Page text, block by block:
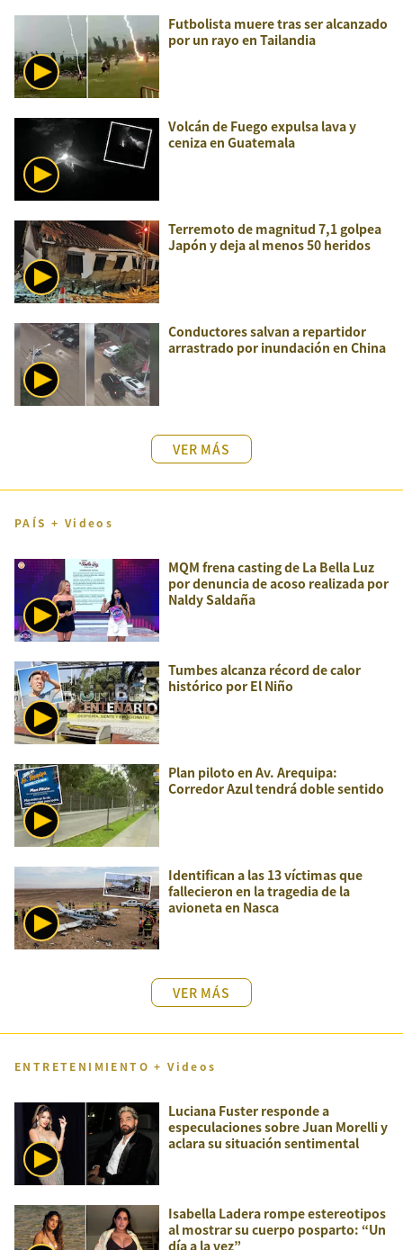
Futbolista muere tras ser alcanzado
por un rayo en Tailandia
Volcán de Fuego expulsa lava y
ceniza en Guatemala
Terremoto de magnitud 7,1 golpea
Japón y deja al menos 50 heridos
Conductores salvan a repartidor
arrastrado por inundación en China
VER MÁS
PAÍS + Videos
MQM frena casting de La Bella Luz
por denuncia de acoso realizada por
Naldy Saldaña
Tumbes alcanza récord de calor
histórico por El Niño
Plan piloto en Av. Arequipa:
Corredor Azul tendrá doble sentido
Identifican a las 13 víctimas que
fallecieron en la tragedia de la
avioneta en Nasca
VER MÁS
ENTRETENIMIENTO + Videos
Luciana Fuster responde a
especulaciones sobre Juan Morelli y
aclara su situación sentimental
Isabella Ladera rompe estereotipos
al mostrar su cuerpo posparto: “Un
día a la vez”